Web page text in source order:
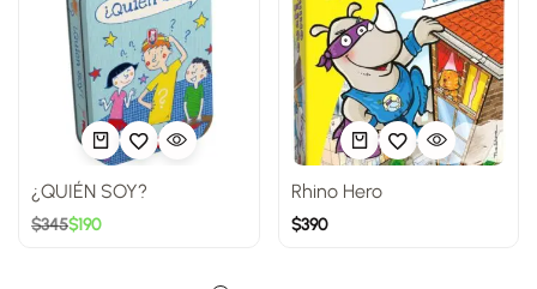
¿QUIÉN SOY?
$345$190
Rhino Hero
$390